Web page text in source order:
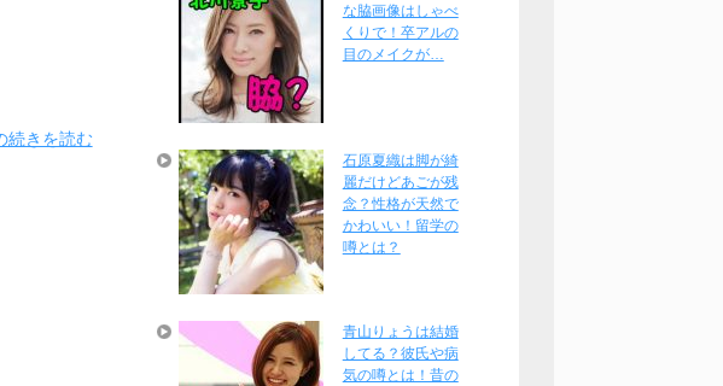
続きを読む
な脇画像はしゃべ
くりで！卒アルの
目のメイクが…
石原夏織は脚が綺
麗だけどあごが残
念？性格が天然で
かわいい！留学の
噂とは？
青山りょうは結婚
してる？彼氏や病
気の噂とは！昔の